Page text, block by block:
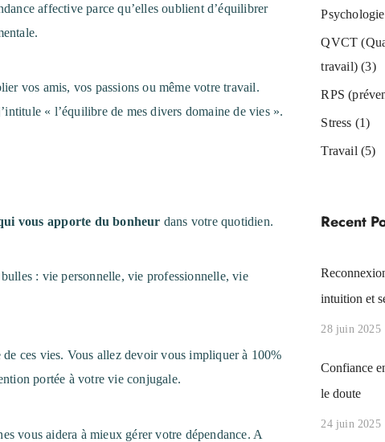
affective parce qu’elles oublient d’équilibrer
vos amis, vos passions ou même votre travail.
« l’équilibre de mes divers domaine de vies ».
vous apporte du bonheur dans votre quotidien.
: vie personnelle, vie professionnelle, vie
ces vies. Vous allez devoir vous impliquer à 100%
portée à votre vie conjugale.
vous aidera à mieux gérer votre dépendance. A
QVCT
travail) (3)
RPS
Stress (1)
Travail (5)
Recent
intuition et
28 juin 2025
Confiance
le doute
24 juin 2025